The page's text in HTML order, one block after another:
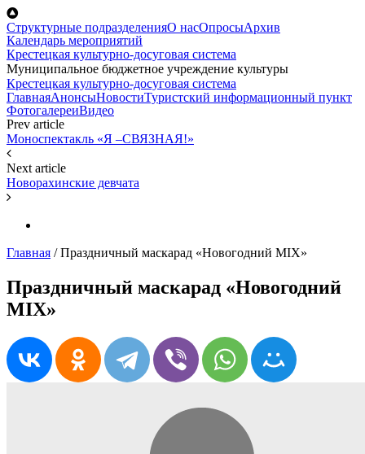
Перейти к основному содержанию
Структурные подразделенияО насОпросыАрхив
Календарь мероприятий
Крестецкая культурно-досуговая система
Муниципальное бюджетное учреждение культуры
Крестецкая культурно-досуговая система
ГлавнаяАнонсыНовостиТуристский информационный пункт
ФотогалереиВидео
Prev article
Моноспектакль «Я –СВЯЗНАЯ!»
Next article
Новорахинские девчата
Главная /Праздничный маскарад «Новогодний MIX»
Праздничный маскарад «Новогодний
MIX»